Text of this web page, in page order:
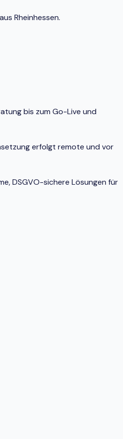
Rheinhessen.
bis zum Go-Live und
erfolgt remote und vor
DSGVO-sichere Lösungen für